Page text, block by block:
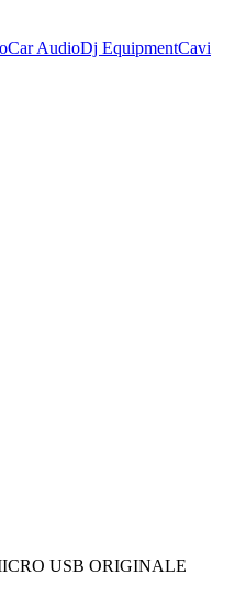
Car AudioDj EquipmentCavi
USB ORIGINALE